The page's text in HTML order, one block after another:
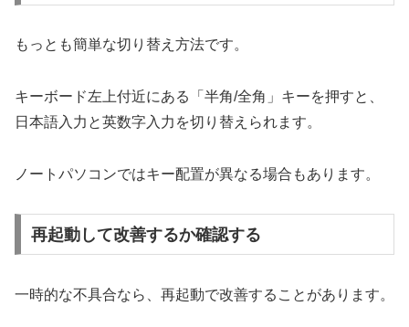
もっとも簡単な切り替え方法です。
キーボード左上付近にある「半角/全角」キーを押すと、
日本語入力と英数字入力を切り替えられます。
ノートパソコンではキー配置が異なる場合もあります。
再起動して改善するか確認する
一時的な不具合なら、再起動で改善することがあります。